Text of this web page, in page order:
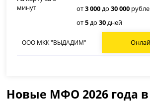
от3 000до30 000
от5до30дней
ООО МКК "ВЫДАДИМ"
Новые МФО 2026 года в